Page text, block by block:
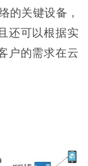
的关键设备，
还可以根据实
户的需求在云